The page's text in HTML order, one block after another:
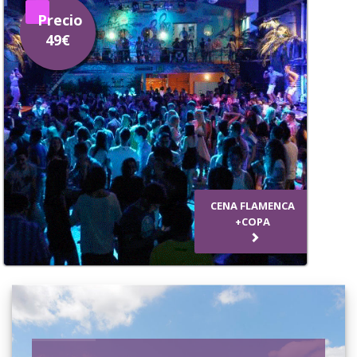
despedidas en Granada
Te ofrecemos una cuidada selección de restaurantes con muchas y
variadas actividades, mientras disfrutáis de la cena:dragqueen,
striptease, espectáculos humorísticos, juegos en los que participarás
activamente, ambientación, dj, sorteos, bebida sin límite...
Puedes elegir cualquiera de losrestaurantes con espectáculo
despedidas en Granada: Cabaret, Flamenco, Drag Queen… para
que lo paséis de fábula. En todos los restaurantes encontrareis más
despedidas de soltera o solterocon ganas de pasarlo bien, con
lo que la diversión durante toda velada está asegurada.
Las animaciones que te ofrecemos para tu fiesta de despedida
pueden ser cómo tú quieras, desde espectáculos eróticos tipo
cabaret, hasta cómicos o de otro tipo pensados paradespedidas
mixtas
… Simplemente explica a nuestro equipo comercial qué es
exactamente lo que te gustaría y te organizamos la
despedida de
soltera o soltero en Granada
Después de la cena podréis seguir con la diversión en pubs o
Precio
49€
CENA FLAMENCA
+COPA